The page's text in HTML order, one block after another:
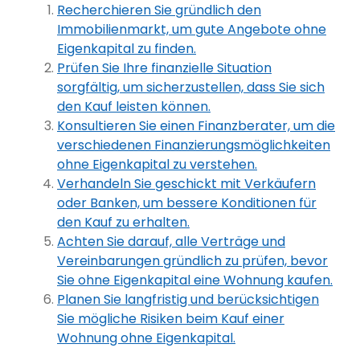
Recherchieren Sie gründlich den
Immobilienmarkt, um gute Angebote ohne
Eigenkapital zu finden.
Prüfen Sie Ihre finanzielle Situation
sorgfältig, um sicherzustellen, dass Sie sich
den Kauf leisten können.
Konsultieren Sie einen Finanzberater, um die
verschiedenen Finanzierungsmöglichkeiten
ohne Eigenkapital zu verstehen.
Verhandeln Sie geschickt mit Verkäufern
oder Banken, um bessere Konditionen für
den Kauf zu erhalten.
Achten Sie darauf, alle Verträge und
Vereinbarungen gründlich zu prüfen, bevor
Sie ohne Eigenkapital eine Wohnung kaufen.
Planen Sie langfristig und berücksichtigen
Sie mögliche Risiken beim Kauf einer
Wohnung ohne Eigenkapital.